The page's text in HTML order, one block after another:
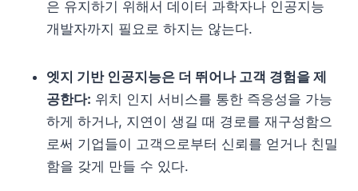
은 유지하기 위해서 데이터 과학자나 인공지능
개발자까지 필요로 하지는 않는다.
엣지 기반 인공지능은 더 뛰어나 고객 경험을 제
공한다: 위치 인지 서비스를 통한 즉응성을 가능
하게 하거나, 지연이 생길 때 경로를 재구성함으
로써 기업들이 고객으로부터 신뢰를 얻거나 친밀
함을 갖게 만들 수 있다.